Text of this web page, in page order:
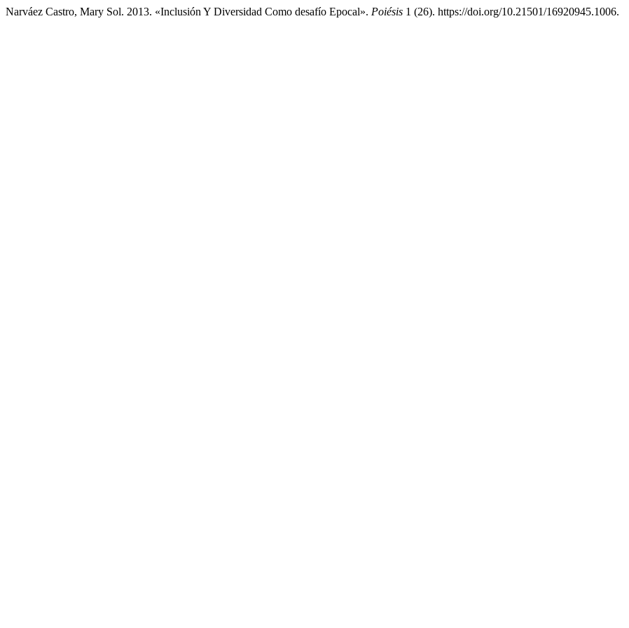
Narváez Castro, Mary Sol. 2013. «Inclusión Y Diversidad Como desafío Epocal». Poiésis 1 (26). https://doi.org/10.21501/16920945.1006.